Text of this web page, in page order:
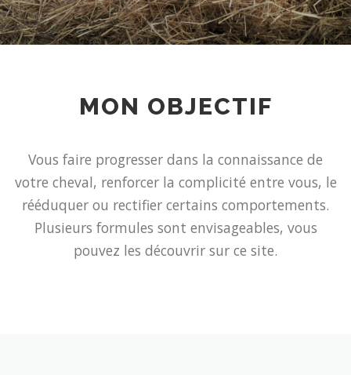
MON OBJECTIF
Vous faire progresser dans la connaissance de
votre cheval, renforcer la complicité entre vous, le
rééduquer ou rectifier certains comportements.
Plusieurs formules sont envisageables, vous
pouvez les découvrir sur ce site.